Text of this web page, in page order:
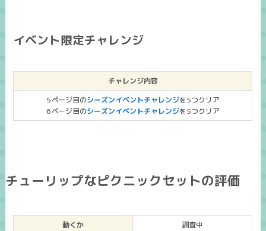
イベント限定チャレンジ
チャレンジ内容
5ページ目のシーズンイベントチャレンジを5つクリア
6ページ目のシーズンイベントチャレンジを5つクリア
チューリップなピクニックセットの評価
動くか
調査中